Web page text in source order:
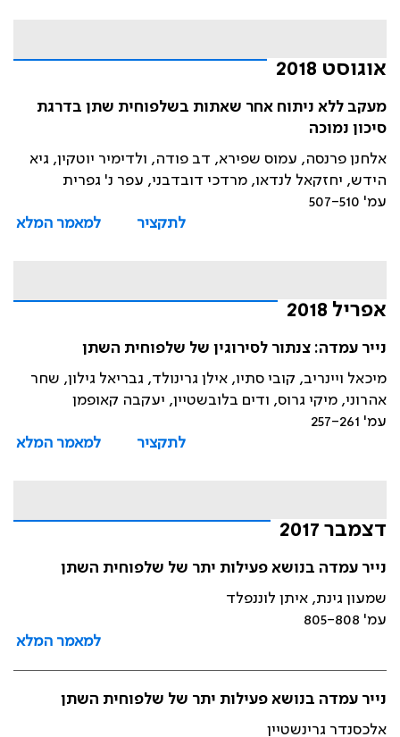
אוגוסט 2018
מעקב ללא ניתוח אחר שאתות בשלפוחית שתן בדרגת
סיכון נמוכה
אלחנן פרנסה, עמוס שפירא, דב פודה, ולדימיר יוטקין, גיא
הידש, יחזקאל לנדאו, מרדכי דובדבני, עפר נ' גפרית
עמ' 507-510
לתקציר
למאמר המלא
אפריל 2018
נייר עמדה: צנתור לסירוגין של שלפוחית השתן
מיכאל ויינריב, קובי סתיו, אילן גרינולד, גבריאל גילון, שחר
אהרוני, מיקי גרוס, ודים בלובשטיין, יעקבה קאופמן
עמ' 257-261
לתקציר
למאמר המלא
דצמבר 2017
נייר עמדה בנושא פעילות יתר של שלפוחית השתן
שמעון גינת, איתן לוננפלד
עמ' 805-808
למאמר המלא
נייר עמדה בנושא פעילות יתר של שלפוחית השתן
אלכסנדר גרינשטיין